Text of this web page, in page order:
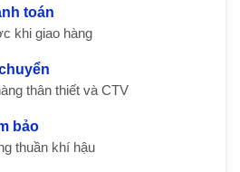
toán
khi giao hàng
thân thiết và CTV
bảo
thuần khí hậu